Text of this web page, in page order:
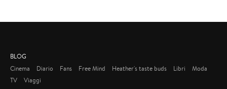
BLOG
Cinema
Diario Fans Free Mind Heather's taste buds Libri
Moda
TV
Viaggi